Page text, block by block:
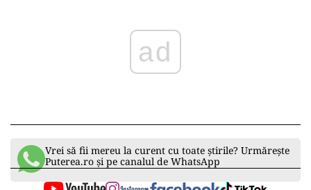
ad
Vrei să fii mereu la curent cu toate știrile? Urmărește
Puterea.ro și pe canalul de WhatsApp